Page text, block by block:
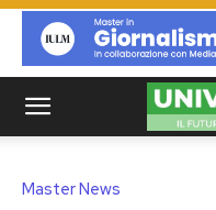
Master News